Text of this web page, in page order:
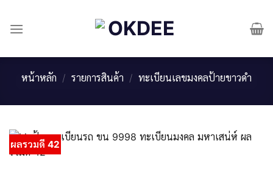
content
หน้าหลัก / รายการสินค้า / ทะเบียนเลขมงคลป้ายขาวดำ
ผลรวมดี 42